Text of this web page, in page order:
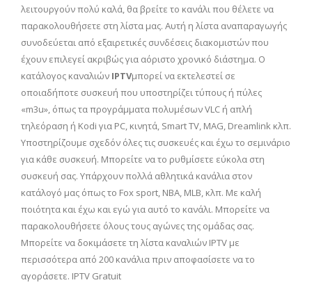
λειτουργούν πολύ καλά, θα βρείτε το κανάλι που θέλετε να
παρακολουθήσετε στη λίστα μας. Αυτή η λίστα αναπαραγωγής
συνοδεύεται από εξαιρετικές συνδέσεις διακομιστών που
έχουν επιλεγεί ακριβώς για αόριστο χρονικό διάστημα. Ο
κατάλογος καναλιών IPTVμπορεί να εκτελεστεί σε
οποιαδήποτε συσκευή που υποστηρίζει τύπους ή πύλες
«m3u», όπως τα προγράμματα πολυμέσων VLC ή απλή
τηλεόραση ή Kodi για PC, κινητά, Smart TV, MAG, Dreamlink κλπ.
Υποστηρίζουμε σχεδόν όλες τις συσκευές και έχω το σεμινάριο
για κάθε συσκευή. Μπορείτε να το ρυθμίσετε εύκολα στη
συσκευή σας. Υπάρχουν πολλά αθλητικά κανάλια στον
κατάλογό μας όπως το Fox sport, NBA, MLB, κλπ. Με καλή
ποιότητα και έχω και εγώ για αυτό το κανάλι. Μπορείτε να
παρακολουθήσετε όλους τους αγώνες της ομάδας σας.
Μπορείτε να δοκιμάσετε τη λίστα καναλιών IPTV με
περισσότερα από 200 κανάλια πριν αποφασίσετε να το
αγοράσετε. IPTV Gratuit